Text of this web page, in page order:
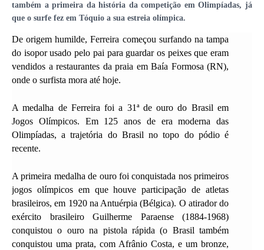
também a primeira da história da competição em Olimpíadas, já
que o surfe fez em Tóquio a sua estreia olímpica.
De origem humilde, Ferreira começou surfando na tampa
do isopor usado pelo pai para guardar os peixes que eram
vendidos a restaurantes da praia em Baía Formosa (RN),
onde o surfista mora até hoje.
A medalha de Ferreira foi a 31ª de ouro do Brasil em
Jogos Olímpicos. Em 125 anos de era moderna das
Olimpíadas, a trajetória do Brasil no topo do pódio é
recente.
A primeira medalha de ouro foi conquistada nos primeiros
jogos olímpicos em que houve participação de atletas
brasileiros, em 1920 na Antuérpia (Bélgica). O atirador do
exército brasileiro Guilherme Paraense (1884-1968)
conquistou o ouro na pistola rápida (o Brasil também
conquistou uma prata, com Afrânio Costa, e um bronze,